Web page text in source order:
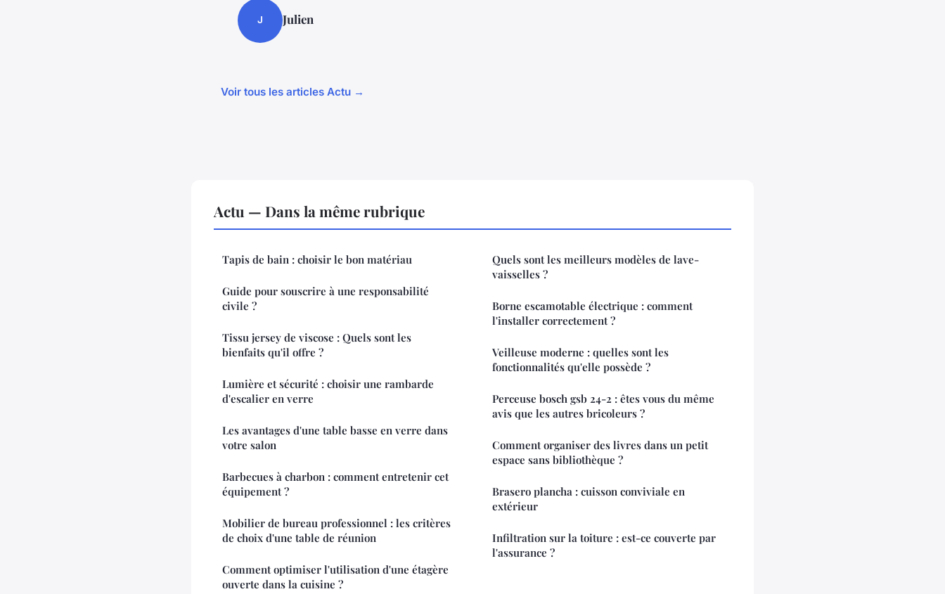
J Julien
Voir tous les articles Actu →
Actu — Dans la même rubrique
Tapis de bain : choisir le bon matériau
Guide pour souscrire à une responsabilité
civile ?
Tissu jersey de viscose : Quels sont les
bienfaits qu'il offre ?
Lumière et sécurité : choisir une rambarde
d'escalier en verre
Les avantages d'une table basse en verre dans
votre salon
Barbecues à charbon : comment entretenir cet
équipement ?
Mobilier de bureau professionnel : les critères
de choix d'une table de réunion
Comment optimiser l'utilisation d'une étagère
ouverte dans la cuisine ?
Quels sont les meilleurs modèles de lave-
vaisselles ?
Borne escamotable électrique : comment
l'installer correctement ?
Veilleuse moderne : quelles sont les
fonctionnalités qu'elle possède ?
Perceuse bosch gsb 24-2 : êtes vous du même
avis que les autres bricoleurs ?
Comment organiser des livres dans un petit
espace sans bibliothèque ?
Brasero plancha : cuisson conviviale en
extérieur
Infiltration sur la toiture : est-ce couverte par
l'assurance ?